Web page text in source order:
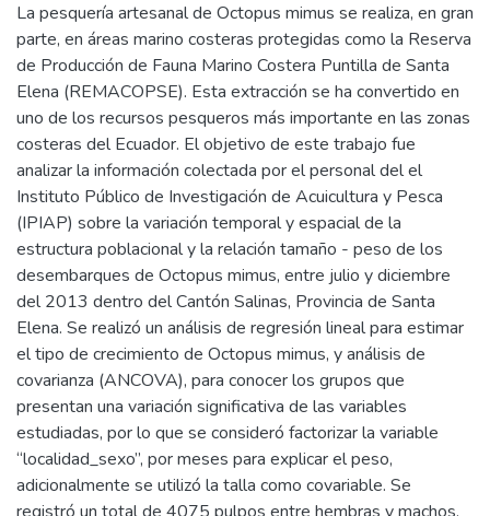
La pesquería artesanal de Octopus mimus se realiza, en gran
parte, en áreas marino costeras protegidas como la Reserva
de Producción de Fauna Marino Costera Puntilla de Santa
Elena (REMACOPSE). Esta extracción se ha convertido en
uno de los recursos pesqueros más importante en las zonas
costeras del Ecuador. El objetivo de este trabajo fue
analizar la información colectada por el personal del el
Instituto Público de Investigación de Acuicultura y Pesca
(IPIAP) sobre la variación temporal y espacial de la
estructura poblacional y la relación tamaño - peso de los
desembarques de Octopus mimus, entre julio y diciembre
del 2013 dentro del Cantón Salinas, Provincia de Santa
Elena. Se realizó un análisis de regresión lineal para estimar
el tipo de crecimiento de Octopus mimus, y análisis de
covarianza (ANCOVA), para conocer los grupos que
presentan una variación significativa de las variables
estudiadas, por lo que se consideró factorizar la variable
“localidad_sexo”, por meses para explicar el peso,
adicionalmente se utilizó la talla como covariable. Se